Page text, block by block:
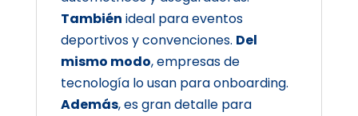
También ideal para eventos
deportivos y convenciones. Del
mismo modo, empresas de
tecnología lo usan para onboarding.
Además, es gran detalle para